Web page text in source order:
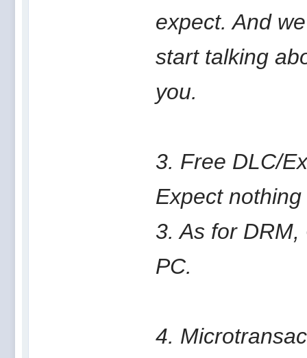
expect. And
start talking
you.
3. Free DLC/
Expect
3. As for
PC.
4.